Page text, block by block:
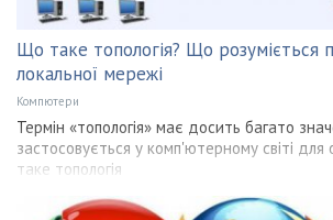
Що таке топологія? Що розуміється
локальної мережі
Компютери
Термін «топологія» має досить багато
застосовується у комп'ютерному світі
таке топологія